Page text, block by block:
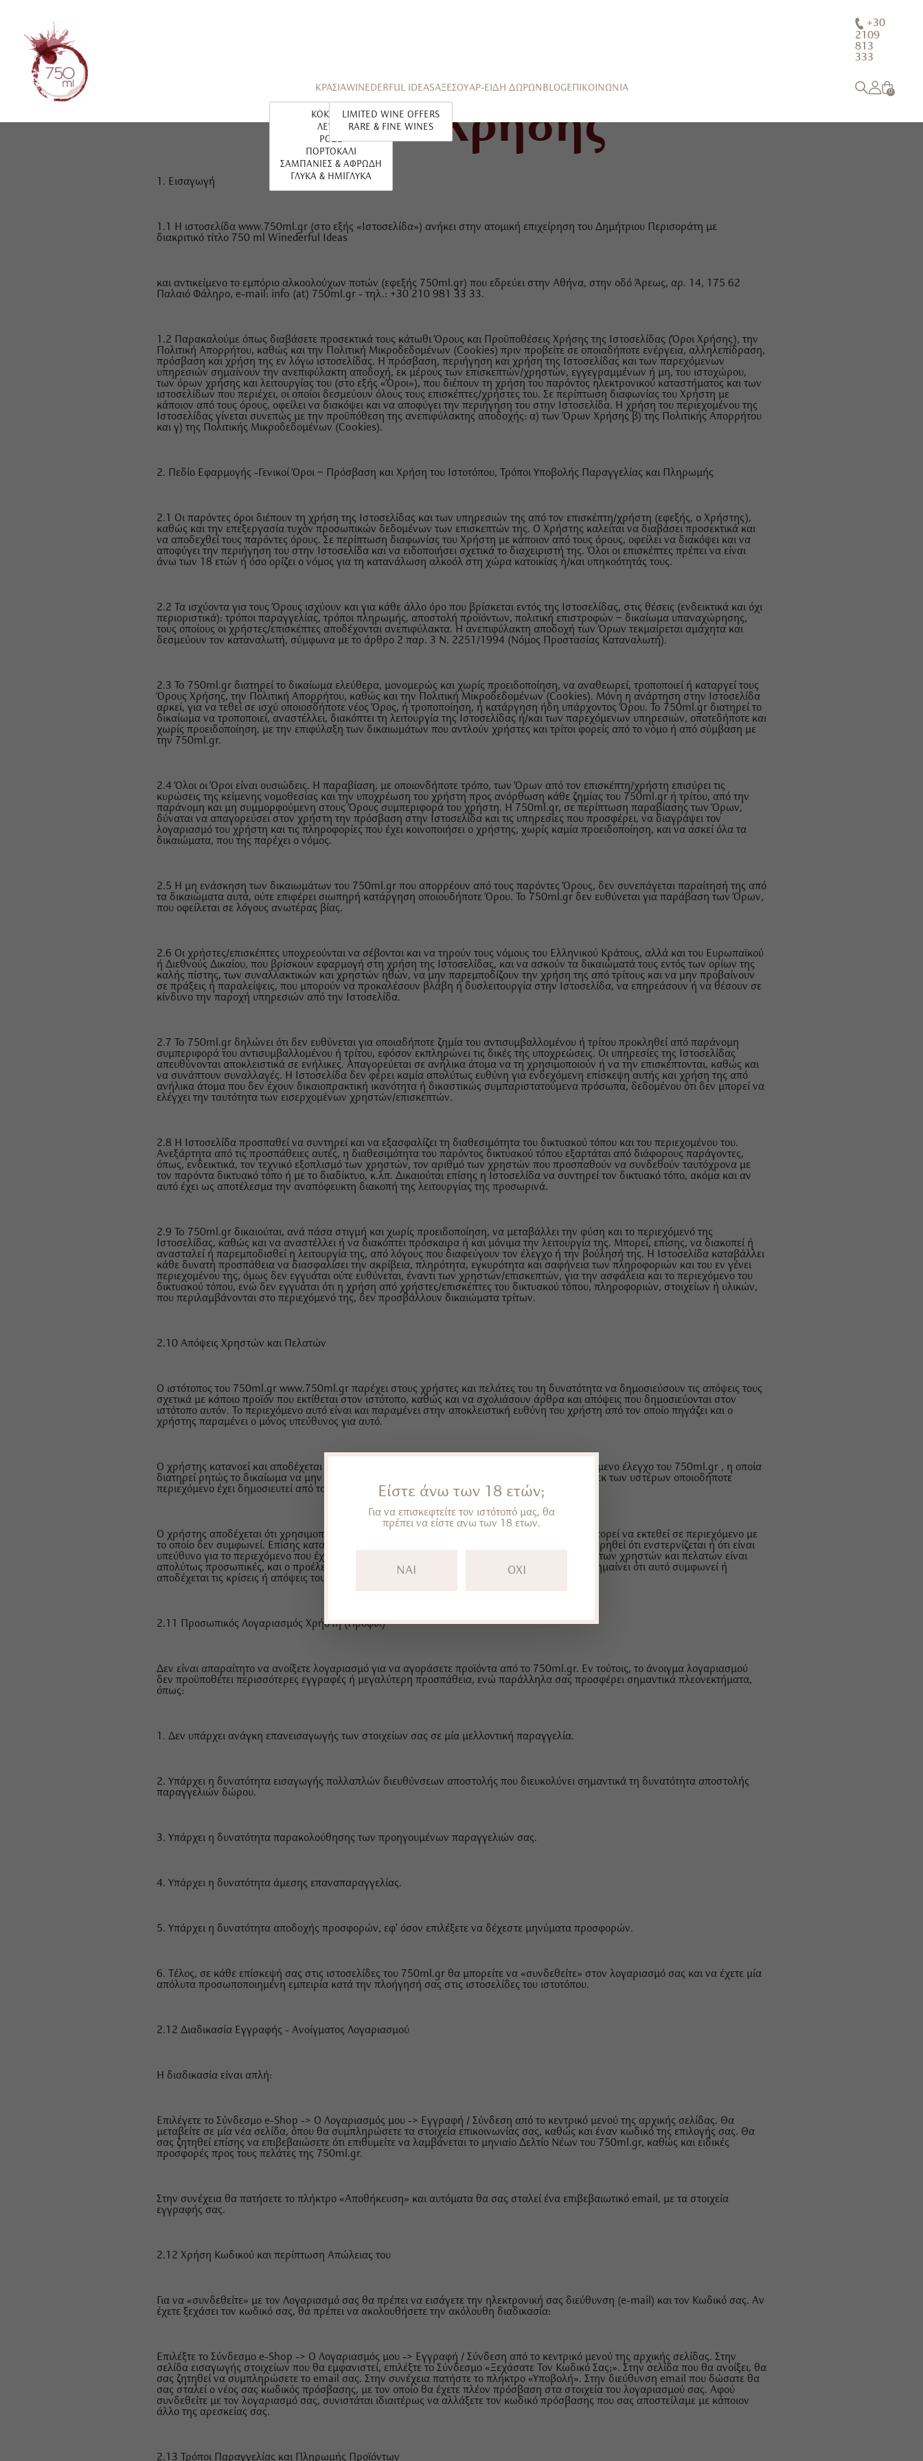
ΚΡΑΣΙΑ
ΚΟΚΚΙΝΑ
ΛΕΥΚΑ
ΡΟΖΕ
ΠΟΡΤΟΚΑΛΙ
ΣΑΜΠΑΝΙΕΣ & ΑΦΡΩΔΗ
ΓΛΥΚΑ & ΗΜΙΓΛΥΚΑ
WINEDERFUL IDEAS
LIMITED WINE OFFERS
RARE & FINE WINES
ΑΞΕΣΟΥΑΡ-ΕΙΔΗ ΔΩΡΩΝ BLOGΕΠΙΚΟΙΝΩΝΙΑ
+30
2109
813
333
0
Όροι Χρήσης
1. Εισαγωγή
1.1 Η ιστοσελίδα www.750ml.gr (στο εξής «Ιστοσελίδα») ανήκει στην ατομική επιχείρηση του Δημήτριου Περισοράτη με
διακριτικό τίτλο 750 ml Winederful Ideas
και αντικείμενο το εμπόριο αλκοολούχων ποτών (εφεξής 750ml.gr) που εδρεύει στην Αθήνα, στην οδό Άρεως, αρ. 14, 175 62
Παλαιό Φάληρο, e-mail: info (at) 750ml.gr - τηλ.: +30 210 981 33 33.
1.2 Παρακαλούμε όπως διαβάσετε προσεκτικά τους κάτωθι Όρους και Προϋποθέσεις Χρήσης της Ιστοσελίδας (Όροι Χρήσης), την
Πολιτική Απορρήτου, καθώς και την Πολιτική Μικροδεδομένων (Cookies) πριν προβείτε σε οποιαδήποτε ενέργεια, αλληλεπίδραση,
πρόσβαση και χρήση της εν λόγω ιστοσελίδας. Η πρόσβαση, περιήγηση και χρήση της Ιστοσελίδας και των παρεχόμενων
υπηρεσιών σημαίνουν την ανεπιφύλακτη αποδοχή, εκ μέρους των επισκεπτών/χρηστών, εγγεγραμμένων ή μη, του ιστοχώρου,
των όρων χρήσης και λειτουργίας του (στο εξής «Όροι»), που διέπουν τη χρήση του παρόντος ηλεκτρονικού καταστήματος και των
ιστοσελίδων που περιέχει, οι οποίοι δεσμεύουν όλους τους επισκέπτες/χρήστες του. Σε περίπτωση διαφωνίας του Χρήστη με
κάποιον από τους όρους, οφείλει να διακόψει και να αποφύγει την περιήγηση του στην Ιστοσελίδα. Η χρήση του περιεχομένου της
Ιστοσελίδας γίνεται συνεπώς με την προϋπόθεση της ανεπιφύλακτης αποδοχής: α) των Όρων Χρήσης β) της Πολιτικής Απορρήτου
και γ) της Πολιτικής Μικροδεδομένων (Cookies).
2. Πεδίο Εφαρμογής -Γενικοί Όροι – Πρόσβαση και Χρήση του Ιστοτόπου, Τρόποι Υποβολής Παραγγελίας και Πληρωμής
2.1 Οι παρόντες όροι διέπουν τη χρήση της Ιστοσελίδας και των υπηρεσιών της από τον επισκέπτη/χρήστη (εφεξής, ο Χρήστης),
καθώς και την επεξεργασία τυχόν προσωπικών δεδομένων των επισκεπτών της. Ο Χρήστης καλείται να διαβάσει προσεκτικά και
να αποδεχθεί τους παρόντες όρους. Σε περίπτωση διαφωνίας του Χρήστη με κάποιον από τους όρους, οφείλει να διακόψει και να
αποφύγει την περιήγηση του στην Ιστοσελίδα και να ειδοποιήσει σχετικά το διαχειριστή της. Όλοι οι επισκέπτες πρέπει να είναι
άνω των 18 ετών ή όσο ορίζει ο νόμος για τη κατανάλωση αλκοόλ στη χώρα κατοικίας ή/και υπηκοότητάς τους.
2.2 Τα ισχύοντα για τους Όρους ισχύουν και για κάθε άλλο όρο που βρίσκεται εντός της Ιστοσελίδας, στις θέσεις (ενδεικτικά και όχι
περιοριστικά): τρόποι παραγγελίας, τρόποι πληρωμής, αποστολή προϊόντων, πολιτική επιστροφών – δικαίωμα υπαναχώρησης,
τους οποίους οι χρήστες/επισκέπτες αποδέχονται ανεπιφύλακτα. Η ανεπιφύλακτη αποδοχή των Όρων τεκμαίρεται αμάχητα και
δεσμεύουν τον καταναλωτή, σύμφωνα με το άρθρο 2 παρ. 3 Ν. 2251/1994 (Νόμος Προστασίας Καταναλωτή).
2.3 To 750ml.gr διατηρεί το δικαίωμα ελεύθερα, μονομερώς και χωρίς προειδοποίηση, να αναθεωρεί, τροποποιεί ή καταργεί τους
Όρους Χρήσης, την Πολιτική Απορρήτου, καθώς και την Πολιτική Μικροδεδομένων (Cookies). Μόνη η ανάρτηση στην Ιστοσελίδα
αρκεί, για να τεθεί σε ισχύ οποιοσδήποτε νέος Όρος, ή τροποποίηση, ή κατάργηση ήδη υπάρχοντος Όρου. To 750ml.gr διατηρεί το
δικαίωμα να τροποποιεί, αναστέλλει, διακόπτει τη λειτουργία της Ιστοσελίδας ή/και των παρεχόμενων υπηρεσιών, οποτεδήποτε και
χωρίς προειδοποίηση, με την επιφύλαξη των δικαιωμάτων που αντλούν χρήστες και τρίτοι φορείς από το νόμο ή από σύμβαση με
την 750ml.gr.
2.4 Όλοι οι Όροι είναι ουσιώδεις. Η παραβίαση, με οποιονδήποτε τρόπο, των Όρων από τον επισκέπτη/χρήστη επισύρει τις
κυρώσεις της κείμενης νομοθεσίας και την υποχρέωση του χρήστη προς ανόρθωση κάθε ζημίας του 750ml.gr ή τρίτου, από την
παράνομη και μη συμμορφούμενη στους Όρους συμπεριφορά του χρήστη. Η 750ml.gr, σε περίπτωση παραβίασης των Όρων,
δύναται να απαγορεύσει στον χρήστη την πρόσβαση στην Ιστοσελίδα και τις υπηρεσίες που προσφέρει, να διαγράψει τον
λογαριασμό του χρήστη και τις πληροφορίες που έχει κοινοποιήσει ο χρήστης, χωρίς καμία προειδοποίηση, και να ασκεί όλα τα
δικαιώματα, που της παρέχει ο νόμος.
2.5 Η μη ενάσκηση των δικαιωμάτων του 750ml.gr που απορρέουν από τους παρόντες Όρους, δεν συνεπάγεται παραίτησή της από
τα δικαιώματα αυτά, ούτε επιφέρει σιωπηρή κατάργηση οποιουδήποτε Όρου. To 750ml.gr δεν ευθύνεται για παράβαση των Όρων,
που οφείλεται σε λόγους ανωτέρας βίας.
2.6 Οι χρήστες/επισκέπτες υποχρεούνται να σέβονται και να τηρούν τους νόμους του Ελληνικού Κράτους, αλλά και του Ευρωπαϊκού
ή Διεθνούς Δικαίου, που βρίσκουν εφαρμογή στη χρήση της Ιστοσελίδας, και να ασκούν τα δικαιώματά τους εντός των ορίων της
καλής πίστης, των συναλλακτικών και χρηστών ηθών, να μην παρεμποδίζουν την χρήση της από τρίτους και να μην προβαίνουν
σε πράξεις ή παραλείψεις, που μπορούν να προκαλέσουν βλάβη ή δυσλειτουργία στην Ιστοσελίδα, να επηρεάσουν ή να θέσουν σε
κίνδυνο την παροχή υπηρεσιών από την Ιστοσελίδα.
2.7 To 750ml.gr δηλώνει ότι δεν ευθύνεται για οποιαδήποτε ζημία του αντισυμβαλλομένου ή τρίτου προκληθεί από παράνομη
συμπεριφορά του αντισυμβαλλομένου ή τρίτου, εφόσον εκπληρώνει τις δικές της υποχρεώσεις. Οι υπηρεσίες της Ιστοσελίδας
απευθύνονται αποκλειστικά σε ενήλικες. Απαγορεύεται σε ανήλικα άτομα να τη χρησιμοποιούν ή να την επισκέπτονται, καθώς και
να συνάπτουν συναλλαγές. Η Ιστοσελίδα δεν φέρει καμία απολύτως ευθύνη για ενδεχόμενη επίσκεψη αυτής και χρήση της από
ανήλικα άτομα που δεν έχουν δικαιοπρακτική ικανότητα ή δικαστικώς συμπαριστατούμενα πρόσωπα, δεδομένου ότι δεν μπορεί να
ελέγχει την ταυτότητα των εισερχομένων χρηστών/επισκεπτών.
2.8 Η Ιστοσελίδα προσπαθεί να συντηρεί και να εξασφαλίζει τη διαθεσιμότητα του δικτυακού τόπου και του περιεχομένου του.
Ανεξάρτητα από τις προσπάθειες αυτές, η διαθεσιμότητα του παρόντος δικτυακού τόπου εξαρτάται από διάφορους παράγοντες,
όπως, ενδεικτικά, τον τεχνικό εξοπλισμό των χρηστών, τον αριθμό των χρηστών που προσπαθούν να συνδεθούν ταυτόχρονα με
τον παρόντα δικτυακό τόπο ή με το διαδίκτυο, κ.λπ. Δικαιούται επίσης η Ιστοσελίδα να συντηρεί τον δικτυακό τόπο, ακόμα και αν
αυτό έχει ως αποτέλεσμα την αναπόφευκτη διακοπή της λειτουργίας της προσωρινά.
2.9 To 750ml.gr δικαιούται, ανά πάσα στιγμή και χωρίς προειδοποίηση, να μεταβάλλει την φύση και το περιεχόμενό της
Ιστοσελίδας, καθώς και να αναστέλλει ή να διακόπτει πρόσκαιρα ή και μόνιμα την λειτουργία της. Μπορεί, επίσης, να διακοπεί ή
ανασταλεί ή παρεμποδισθεί η λειτουργία της, από λόγους που διαφεύγουν τον έλεγχο ή την βούλησή της. Η Ιστοσελίδα καταβάλλει
κάθε δυνατή προσπάθεια να διασφαλίσει την ακρίβεια, πληρότητα, εγκυρότητα και σαφήνεια των πληροφοριών και του εν γένει
περιεχομένου της, όμως δεν εγγυάται ούτε ευθύνεται, έναντι των χρηστών/επισκεπτών, για την ασφάλεια και το περιεχόμενο του
δικτυακού τόπου, ενώ δεν εγγυάται ότι η χρήση από χρήστες/επισκέπτες του δικτυακού τόπου, πληροφοριών, στοιχείων ή υλικών,
που περιλαμβάνονται στο περιεχόμενό της, δεν προσβάλλουν δικαιώματα τρίτων.
2.10 Απόψεις Χρηστών και Πελατών
Ο ιστότοπος του 750ml.gr www.750ml.gr παρέχει στους χρήστες και πελάτες του τη δυνατότητα να δημοσιεύσουν τις απόψεις τους
σχετικά με κάποιο προϊόν που εκτίθεται στον ιστότοπο, καθώς και να σχολιάσουν άρθρα και απόψεις που δημοσιεύονται στον
ιστότοπο αυτόν. Το περιεχόμενο αυτό είναι και παραμένει στην αποκλειστική ευθύνη του χρήστη από τον οποίο πηγάζει και ο
χρήστης παραμένει ο μόνος υπεύθυνος για αυτό.
Ο χρήστης κατανοεί και αποδέχεται ότι οι πληροφορίες αυτές δημοσιεύονται μετά από προηγούμενο έλεγχο του 750ml.gr , η οποία
διατηρεί ρητώς το δικαίωμα να μην εγκρίνει την δημοσίευσή τους, καθώς και να απομακρύνει εκ των υστέρων οποιοδήποτε
περιεχόμενο έχει δημοσιευτεί από τον χρήστη.
Ο χρήστης αποδέχεται ότι χρησιμοποιώντας τις σελίδες και τις υπηρεσίες του www.750ml.gr μπορεί να εκτεθεί σε περιεχόμενο με
το οποίο δεν συμφωνεί. Επίσης κατανοεί και αποδέχεται ότι το www.750ml.gr δε μπορεί να θεωρηθεί ότι ενστερνίζεται ή ότι είναι
υπεύθυνο για το περιεχόμενο που έχει δημοσιευτεί από κάποιον χρήστη. Οι κρίσεις και απόψεις των χρηστών και πελατών είναι
απολύτως προσωπικές, και ο προέλεγχος καθώς και η δημοσίευσή τους από τo 750ml.gr δεν σημαίνει ότι αυτό συμφωνεί ή
αποδέχεται τις κρίσεις ή απόψεις τους ή ότι συμφωνεί με την ορθότητά τους.
2.11 Προσωπικός Λογαριασμός Χρήστη (Προφίλ)
Δεν είναι απαραίτητο να ανοίξετε λογαριασμό για να αγοράσετε προϊόντα από το 750ml.gr. Εν τούτοις, το άνοιγμα λογαριασμού
δεν προϋποθέτει περισσότερες εγγραφές ή μεγαλύτερη προσπάθεια, ενώ παράλληλα σας προσφέρει σημαντικά πλεονεκτήματα,
όπως:
1. Δεν υπάρχει ανάγκη επανεισαγωγής των στοιχείων σας σε μία μελλοντική παραγγελία.
2. Υπάρχει η δυνατότητα εισαγωγής πολλαπλών διευθύνσεων αποστολής που διευκολύνει σημαντικά τη δυνατότητα αποστολής
παραγγελιών δώρου.
3. Υπάρχει η δυνατότητα παρακολούθησης των προηγουμένων παραγγελιών σας.
4. Υπάρχει η δυνατότητα άμεσης επαναπαραγγελίας.
5. Υπάρχει η δυνατότητα αποδοχής προσφορών, εφ’ όσον επιλέξετε να δέχεστε μηνύματα προσφορών.
6. Τέλος, σε κάθε επίσκεψή σας στις ιστοσελίδες του 750ml.gr θα μπορείτε να «συνδεθείτε» στον λογαριασμό σας και να έχετε μία
απόλυτα προσωποποιημένη εμπειρία κατά την πλοήγησή σας στις ιστοσελίδες του ιστοτόπου.
2.12 Διαδικασία Εγγραφής - Ανοίγματος Λογαριασμού
Η διαδικασία είναι απλή:
Επιλέγετε το Σύνδεσμο e-Shop -> Ο Λογαριασμός μου -> Εγγραφή / Σύνδεση από το κεντρικό μενού της αρχικής σελίδας. Θα
μεταβείτε σε μία νέα σελίδα, όπου θα συμπληρώσετε τα στοιχεία επικοινωνίας σας, καθώς και έναν κωδικό της επιλογής σας. Θα
σας ζητηθεί επίσης να επιβεβαιώσετε ότι επιθυμείτε να λαμβάνεται το μηνιαίο Δελτίο Νέων του 750ml.gr, καθώς και ειδικές
προσφορές προς τους πελάτες της 750ml.gr.
Στην συνέχεια θα πατήσετε το πλήκτρο «Αποθήκευση» και αυτόματα θα σας σταλεί ένα επιβεβαιωτικό email, με τα στοιχεία
εγγραφής σας.
2.12 Χρήση Κωδικού και περίπτωση Απώλειας του
Για να «συνδεθείτε» με τον Λογαριασμό σας θα πρέπει να εισάγετε την ηλεκτρονική σας διεύθυνση (e-mail) και τον Κωδικό σας. Αν
έχετε ξεχάσει τον κωδικό σας, θα πρέπει να ακολουθήσετε την ακόλουθη διαδικασία:
Επιλέξτε το Σύνδεσμο e-Shop -> Ο Λογαριασμός μου -> Εγγραφή / Σύνδεση από το κεντρικό μενού της αρχικής σελίδας. Στην
σελίδα εισαγωγής στοιχείων που θα εμφανιστεί, επιλέξτε το Σύνδεσμο «Ξεχάσατε Τον Κωδικό Σας;». Στην σελίδα που θα ανοίξει, θα
σας ζητηθεί να συμπληρώσετε το email σας. Στην συνέχεια πατήστε το πλήκτρο «Υποβολή». Στην διεύθυνση email που δώσατε θα
σας σταλεί ο νέος σας κωδικός πρόσβασης, με τον οποίο θα έχετε πλέον πρόσβαση στα στοιχεία του λογαριασμού σας. Αφού
συνδεθείτε με τον λογαριασμό σας, συνιστάται ιδιαιτέρως να αλλάξετε τον κωδικό πρόσβασης που σας αποστείλαμε με κάποιον
άλλο της αρεσκείας σας.
2.13 Τρόποι Παραγγελίας και Πληρωμής Προϊόντων
Είστε άνω των 18 ετών;
Για να επισκεφτείτε τον ιστότοπό μας, θα
πρέπει να είστε ανω των 18 ετων.
NAI OXI